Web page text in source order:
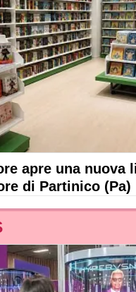
apre una nuova
di Partinico (Pa)